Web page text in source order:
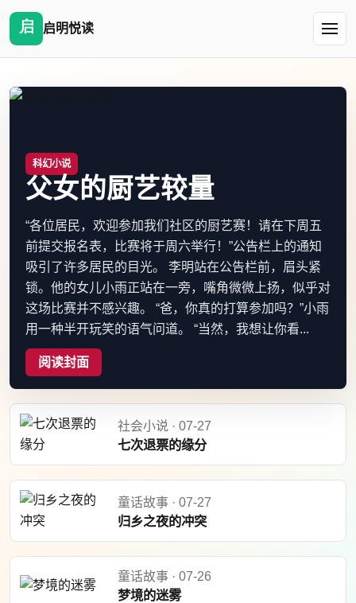
启明悦读
科幻小说
父女的厨艺较量
“各位居民，欢迎参加我们社区的厨艺赛！请在下周五
前提交报名表，比赛将于周六举行！”公告栏上的通知
吸引了许多居民的目光。 李明站在公告栏前，眉头紧
锁。他的女儿小雨正站在一旁，嘴角微微上扬，似乎对
这场比赛并不感兴趣。 “爸，你真的打算参加吗？”小雨
用一种半开玩笑的语气问道。 “当然，我想让你看...
阅读封面
社会小说 · 07-27
七次退票的缘分
童话故事 · 07-27
归乡之夜的冲突
童话故事 · 07-26
梦境的迷雾